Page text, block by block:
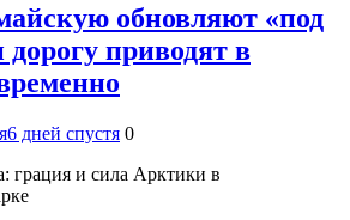
обновляют «под
приводят в
6 дней спустя 0